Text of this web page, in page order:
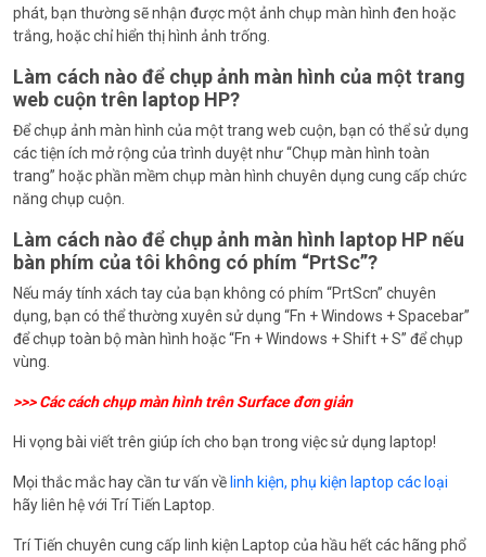
phát, bạn thường sẽ nhận được một ảnh chụp màn hình đen hoặc
trắng, hoặc chỉ hiển thị hình ảnh trống.
Làm cách nào để chụp ảnh màn hình của một trang
web cuộn trên laptop HP?
Để chụp ảnh màn hình của một trang web cuộn, bạn có thể sử dụng
các tiện ích mở rộng của trình duyệt như “Chụp màn hình toàn
trang” hoặc phần mềm chụp màn hình chuyên dụng cung cấp chức
năng chụp cuộn.
Làm cách nào để chụp ảnh màn hình laptop HP nếu
bàn phím của tôi không có phím “PrtSc”?
Nếu máy tính xách tay của bạn không có phím “PrtScn” chuyên
dụng, bạn có thể thường xuyên sử dụng “Fn + Windows + Spacebar”
để chụp toàn bộ màn hình hoặc “Fn + Windows + Shift + S” để chụp
vùng.
>>>Các cách chụp màn hình trên Surface đơn giản
Hi vọng bài viết trên giúp ích cho bạn trong việc sử dụng laptop!
Mọi thắc mắc hay cần tư vấn về linh kiện, phụ kiện laptop các loại
hãy liên hệ với Trí Tiến Laptop.
Trí Tiến chuyên cung cấp linh kiện Laptop của hầu hết các hãng phổ